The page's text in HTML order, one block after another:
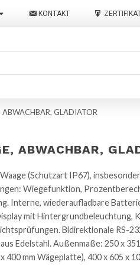
KONTAKT
GLADIATOR
ABWACHBAR,
(Schutzart IP67),
Wiegefunktion,
Interne, wiederaufladbare
mit Hintergrundbeleuchtung,
Bidirektionale RS-
Edelstahl. Außenmaße: 250 x
400 mm Wägeplatte), 400 x 605 x